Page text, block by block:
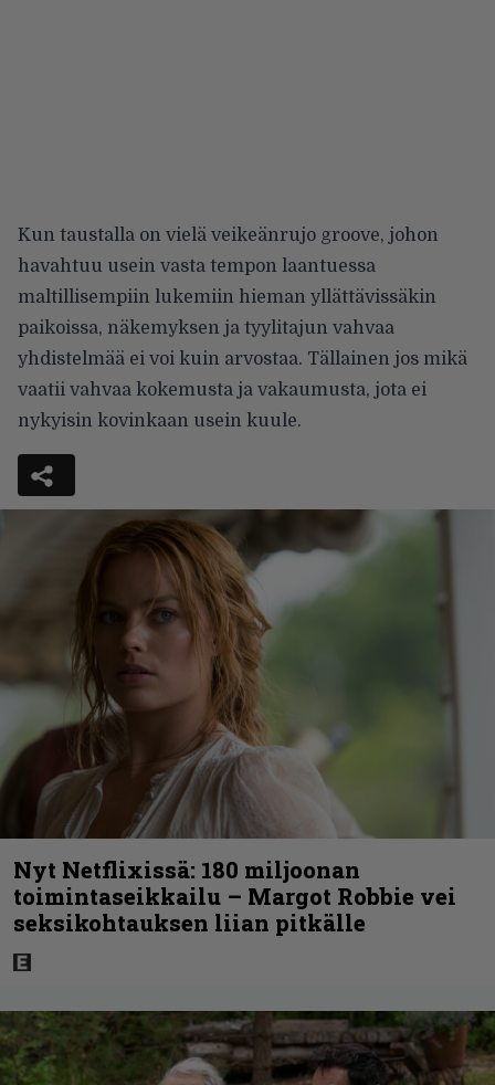
Kun taustalla on vielä veikeänrujo groove, johon
havahtuu usein vasta tempon laantuessa
maltillisempiin lukemiin hieman yllättävissäkin
paikoissa, näkemyksen ja tyylitajun vahvaa
yhdistelmää ei voi kuin arvostaa. Tällainen jos mikä
vaatii vahvaa kokemusta ja vakaumusta, jota ei
nykyisin kovinkaan usein kuule.
Nyt Netflixissä: 180 miljoonan
toimintaseikkailu – Margot Robbie vei
seksikohtauksen liian pitkälle